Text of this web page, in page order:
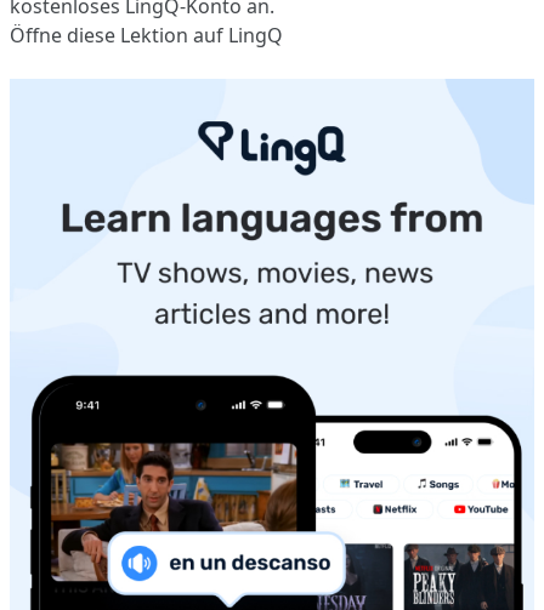
kostenloses LingQ-Konto an.
Öffne diese Lektion auf LingQ